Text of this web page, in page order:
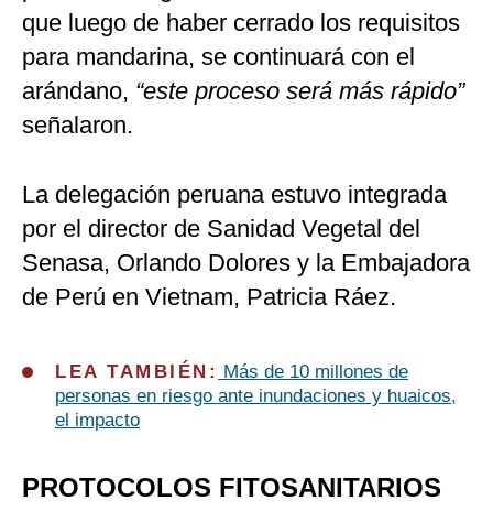
que luego de haber cerrado los requisitos
para mandarina, se continuará con el
arándano, “este proceso será más rápido”
señalaron.
La delegación peruana estuvo integrada
por el director de Sanidad Vegetal del
Senasa, Orlando Dolores y la Embajadora
de Perú en Vietnam, Patricia Ráez.
LEA TAMBIÉN: Más de 10 millones de
personas en riesgo ante inundaciones y huaicos,
el impacto
PROTOCOLOS FITOSANITARIOS